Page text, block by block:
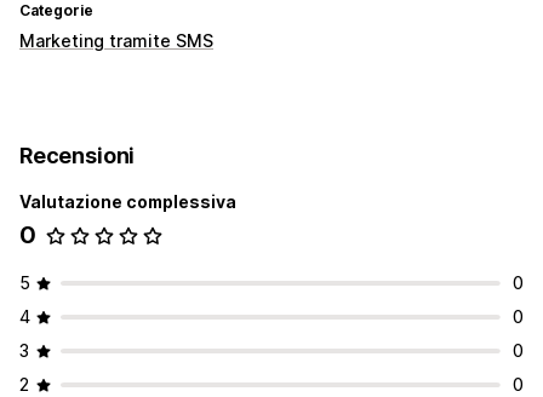
Categorie
Marketing tramite SMS
Recensioni
Valutazione complessiva
0
5
0
4
0
3
0
2
0